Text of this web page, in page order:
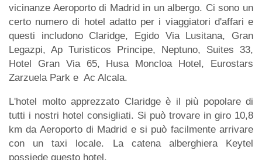
vicinanze Aeroporto di Madrid in un albergo. Ci sono un
certo numero di hotel adatto per i viaggiatori d'affari e
questi includono Claridge, Egido Via Lusitana, Gran
Legazpi, Ap Turisticos Principe, Neptuno, Suites 33,
Hotel Gran Via 65, Husa Moncloa Hotel, Eurostars
Zarzuela Park e Ac Alcala.
L'hotel molto apprezzato Claridge è il più popolare di
tutti i nostri hotel consigliati. Si può trovare in giro 10,8
km da Aeroporto di Madrid e si può facilmente arrivare
con un taxi locale. La catena alberghiera Keytel
possiede questo hotel.